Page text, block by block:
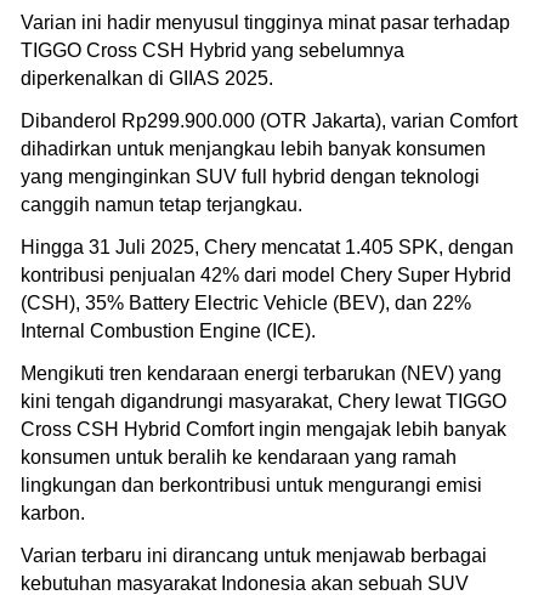
Varian ini hadir menyusul tingginya minat pasar terhadap
TIGGO Cross CSH Hybrid yang sebelumnya
diperkenalkan di GIIAS 2025.
Dibanderol Rp299.900.000 (OTR Jakarta), varian Comfort
dihadirkan untuk menjangkau lebih banyak konsumen
yang menginginkan SUV full hybrid dengan teknologi
canggih namun tetap terjangkau.
Hingga 31 Juli 2025, Chery mencatat 1.405 SPK, dengan
kontribusi penjualan 42% dari model Chery Super Hybrid
(CSH), 35% Battery Electric Vehicle (BEV), dan 22%
Internal Combustion Engine (ICE).
Mengikuti tren kendaraan energi terbarukan (NEV) yang
kini tengah digandrungi masyarakat, Chery lewat TIGGO
Cross CSH Hybrid Comfort ingin mengajak lebih banyak
konsumen untuk beralih ke kendaraan yang ramah
lingkungan dan berkontribusi untuk mengurangi emisi
karbon.
Varian terbaru ini dirancang untuk menjawab berbagai
kebutuhan masyarakat Indonesia akan sebuah SUV